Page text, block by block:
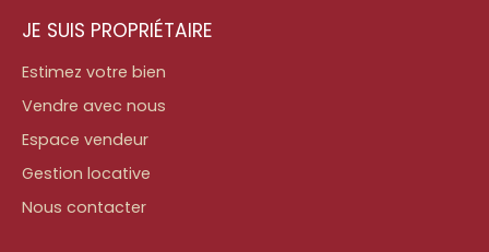
JE SUIS PROPRIÉTAIRE
Estimez votre bien
Vendre avec nous
Espace vendeur
Gestion locative
Nous contacter